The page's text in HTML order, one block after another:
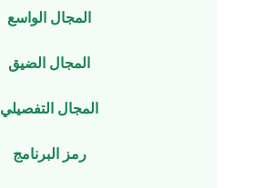
المجال الواسع
المجال الضيق
المجال التفصيلي
رمز البرنامج